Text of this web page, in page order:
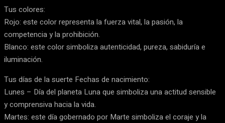
Tus colores:
Rojo: este color representa la fuerza vital, la pasión, la
competencia y la prohibición.
Blanco: este color simboliza autenticidad, pureza, sabiduría e
iluminación.
Tus días de la suerte Fechas de nacimiento:
Lunes – Día del planeta Luna que simboliza una actitud sensible
y comprensiva hacia la vida.
Martes: este día gobernado por Marte simboliza el coraje y la